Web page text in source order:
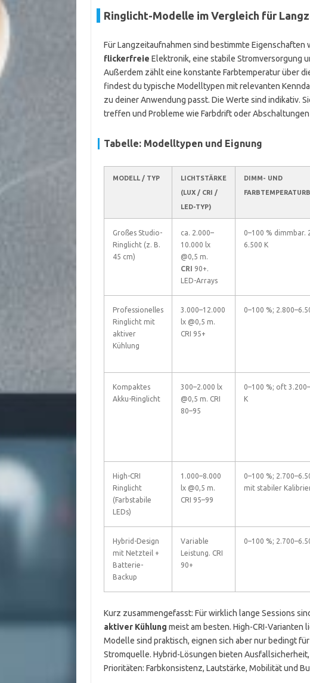
Ringlicht-Modelle im Vergleich für
Für Langzeitaufnahmen sind bestimmte
flickerfreie Elektronik, eine stabile Stromversorgung
Außerdem zählt eine konstante Farbtemperatur über
findest du typische Modelltypen mit relevanten
zu deiner Anwendung passt. Die Werte sind indikativ.
treffen und Probleme wie Farbdrift oder
Tabelle: Modelltypen und Eignung
MODELL / TYP
LICHTSTÄRKE
(LUX / CRI /
LED-TYP)
DIMM- UND
Großes Studio-
Ringlicht (z. B.
45 cm)
ca. 2.000–
10.000 lx
@0,5 m.
CRI 90+.
LED-Arrays
0–100 % dimmbar.
6.500 K
Professionelles
Ringlicht mit
aktiver
Kühlung
3.000–12.000
lx @0,5 m.
CRI 95+
0–100 %;
Kompaktes
Akku-Ringlicht
300–2.000 lx
@0,5 m. CRI
80–95
0–100 %; oft
K
High-CRI
Ringlicht
(Farbstabile
LEDs)
1.000–8.000
lx @0,5 m.
CRI 95–99
0–100 %;
mit stabiler
Hybrid-Design
mit Netzteil +
Batterie-
Backup
Variable
Leistung. CRI
90+
0–100 %;
Kurz zusammengefasst: Für wirklich lange Sessions
aktiver Kühlung meist am besten. High-CRI-Varianten
Modelle sind praktisch, eignen sich aber nur bedingt
Stromquelle. Hybrid-Lösungen bieten
Prioritäten: Farbkonsistenz, Lautstärke, Mobilität und